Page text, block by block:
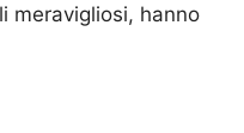
meravigliosi, hanno